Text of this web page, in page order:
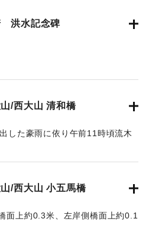
る。
洪水記念碑
線（西日本大水害）に伴う洪水被
1.28個分）の田畑が埋没、また
の全世帯が床上浸水する被害が
/西大山 清和橋
した豪雨に依り午前11時頃流木
び右岸橋台の上端より2.3米の所
2基共約15米下流に頂部を川下に
床版は所々主鉄筋を露出する程
程度突出して築造されており、
/西大山 小五馬橋
面上約0.3米、左岸側橋面上約0.1